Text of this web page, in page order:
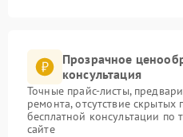
Прозрачное
консультация
Точные прайс-листы,
ремонта, отсутствие
бесплатной консультации по
сайте